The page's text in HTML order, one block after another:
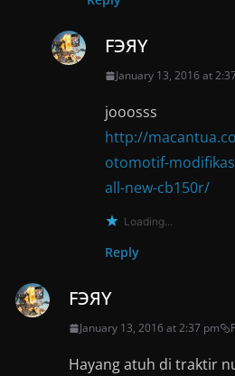
FЭЯY
January 13, 2016 at
jooosss
http://
otomotif-
all-new-cb150r/
Loading...
Reply
FЭЯY
January 13, 2016 at 2:37 pm
Hayang atuh di traktir